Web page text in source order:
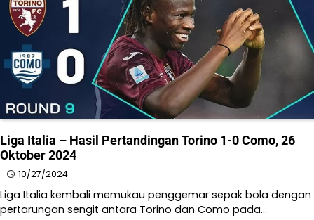
Liga Italia – Hasil Pertandingan Torino 1-0 Como, 26
Oktober 2024
10/27/2024
Liga Italia kembali memukau penggemar sepak bola dengan
pertarungan sengit antara Torino dan Como pada…